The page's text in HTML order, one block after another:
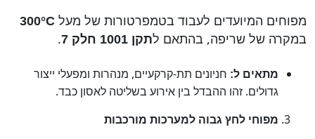
מפוחים המיועדים לעבוד בטמפרטורות של מעל 300°C
במקרה של שריפה, בהתאם לתקן 1001 חלק 7 .
מתאים ל: חניונים תת-קרקעיים, מנהרות ומפעלי ייצור
גדולים. זהו ההבדל בין אירוע בשליטה לאסון כבד.
מפוחי לחץ גבוה למערכות מורכבות